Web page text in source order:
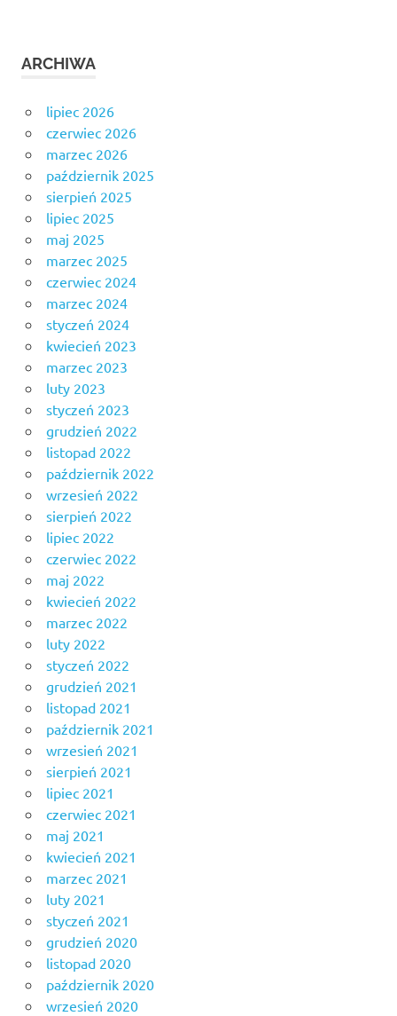
ARCHIWA
lipiec 2026
czerwiec 2026
marzec 2026
październik 2025
sierpień 2025
lipiec 2025
maj 2025
marzec 2025
czerwiec 2024
marzec 2024
styczeń 2024
kwiecień 2023
marzec 2023
luty 2023
styczeń 2023
grudzień 2022
listopad 2022
październik 2022
wrzesień 2022
sierpień 2022
lipiec 2022
czerwiec 2022
maj 2022
kwiecień 2022
marzec 2022
luty 2022
styczeń 2022
grudzień 2021
listopad 2021
październik 2021
wrzesień 2021
sierpień 2021
lipiec 2021
czerwiec 2021
maj 2021
kwiecień 2021
marzec 2021
luty 2021
styczeń 2021
grudzień 2020
listopad 2020
październik 2020
wrzesień 2020